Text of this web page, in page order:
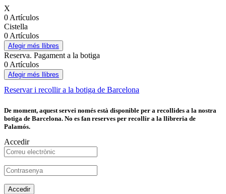
X
0 Artículos
Cistella
0 Artículos
Afegir més llibres
Reserva. Pagament a la botiga
0 Artículos
Afegir més llibres
Reservar i recollir a la botiga de Barcelona
De moment, aquest servei només està disponible per a recollides a la nostra
botiga de Barcelona. No es fan reserves per recollir a la llibreria de
Palamós.
Accedir
Accedir